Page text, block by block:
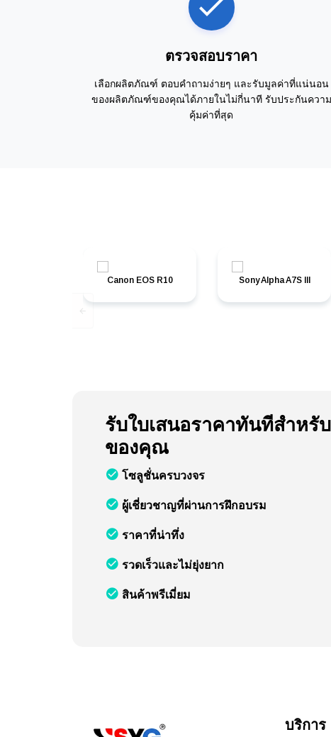
ตรวจสอบราคา
เลือกผลิตภัณฑ์ ตอบคำถามง่ายๆ และรับมูลค่าที่แน่นอน
ของผลิตภัณฑ์ของคุณได้ภายในไม่กี่นาที รับประกันความ
คุ้มค่าที่สุด
Canon EOS R10 Sony Alpha A7S III
รับใบเสนอราคาทันทีสำหรั
ของคุณ
โซลูชั่นครบวงจร
ผู้เชี่ยวชาญที่ผ่านการฝึกอบรม
ราคาที่น่าทึ่ง
รวดเร็วและไม่ยุ่งยาก
สินค้าพรีเมี่ยม
บริการ